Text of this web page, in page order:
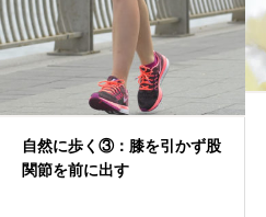
自然に歩く③：膝を引かず股
関節を前に出す